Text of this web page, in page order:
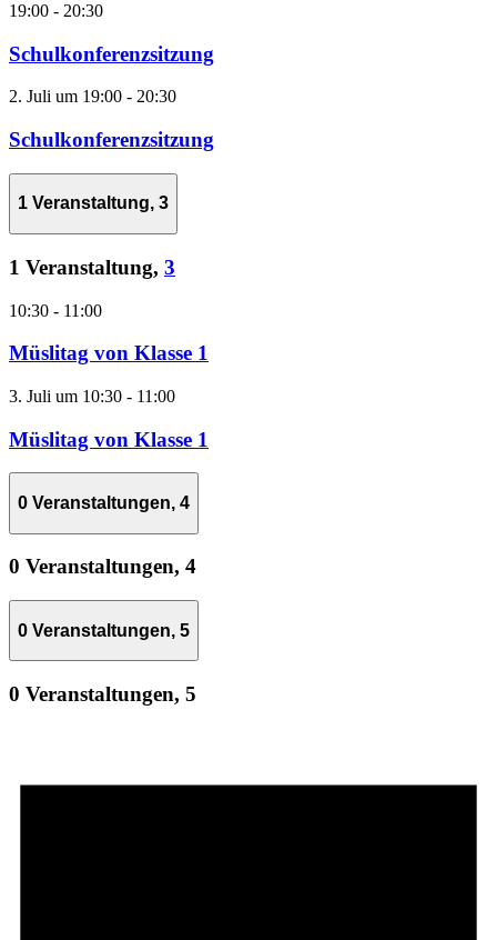
19:00 - 20:30
Schulkonferenzsitzung
2. Juli um 19:00 - 20:30
Schulkonferenzsitzung
1 Veranstaltung, 3
1 Veranstaltung, 3
10:30 - 11:00
Müslitag von Klasse 1
3. Juli um 10:30 - 11:00
Müslitag von Klasse 1
0 Veranstaltungen, 4
0 Veranstaltungen, 4
0 Veranstaltungen, 5
0 Veranstaltungen, 5